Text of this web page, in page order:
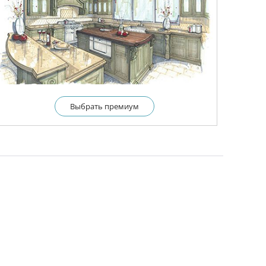
Выбрать премиум